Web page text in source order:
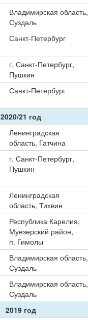
Владимирская область,
Суздаль
Санкт-Петербург
г. Санкт-Петербург,
Пушкин
Санкт-Петербург
2020/21 год
Ленинградская
область, Гатчина
г. Санкт-Петербург,
Пушкин
Ленинградская
область, Тихвин
Республика Карелия,
Муезерский район,
п. Гимолы
Владимирская область,
Суздаль
Владимирская область,
Суздаль
2019 год